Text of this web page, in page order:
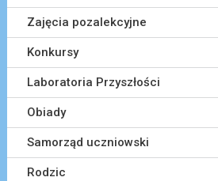
Zajęcia pozalekcyjne
Konkursy
Laboratoria Przyszłości
Obiady
Samorząd uczniowski
Rodzic